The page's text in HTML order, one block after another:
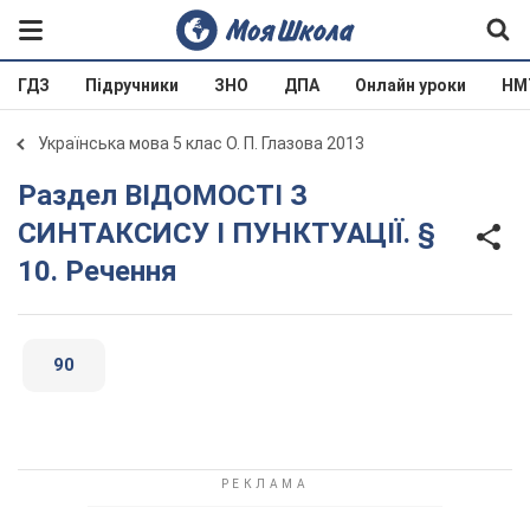
ГДЗ Підручники ЗНО ДПА Онлайн уроки
Українська мова 5 клас О. П. Глазова 2013
Раздел ВІДОМОСТІ З
СИНТАКСИСУ І ПУНКТУАЦІЇ. §
10. Речення
90